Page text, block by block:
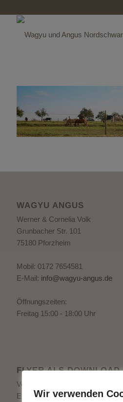
WAGYU ANGUS
Werner & Cornelia Volk
Grunbacher Str. 101
75180 Pforzheim
Mobil: 0172 7654581
E-Mail: info@wagyu-angus.de
Öffnungszeiten:
Freitag 15:00 - 18:00 Uhr
FLYER ALS DOWNLOAD
Von uns bekommen Sie
Erzeuger. Ohne schlechtes
Wir verwenden